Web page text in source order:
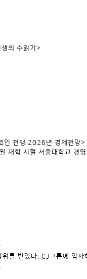
의 수읽기>
인 전쟁 2026년 경제전망>
재학 시절 서울대학교 경
를 받았다. CJ그룹에 입